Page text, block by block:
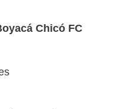
Chicó FC